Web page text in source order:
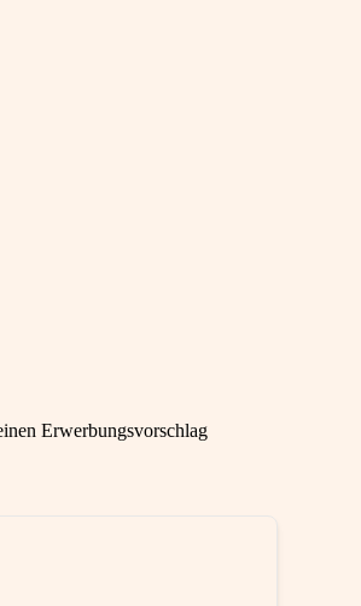
Erwerbungsvorschlag